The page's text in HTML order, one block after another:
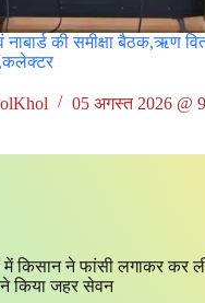
नाबार्ड की समीक्षा बैठक,ऋण
05 अगस्त 2026 @
में किसान ने फांसी लगाकर कर
ने किया जहर सेवन